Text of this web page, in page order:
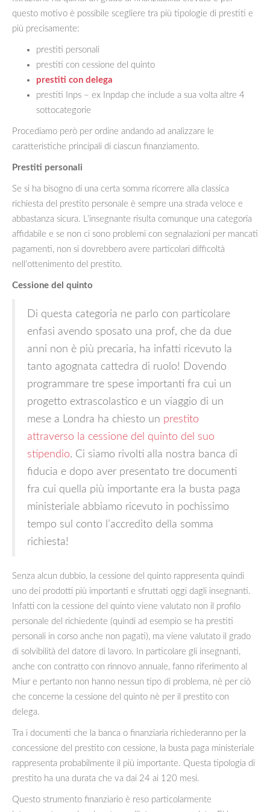
questo motivo è possibile scegliere tra più tipologie di prestiti e
più precisamente:
prestiti personali
prestiti con cessione del quinto
prestiti con delega
prestiti Inps – ex Inpdap che include a sua volta altre 4
sottocategorie
Procediamo però per ordine andando ad analizzare le
caratteristiche principali di ciascun finanziamento.
Prestiti personali
Se si ha bisogno di una certa somma ricorrere alla classica
richiesta del prestito personale è sempre una strada veloce e
abbastanza sicura. L’insegnante risulta comunque una categoria
affidabile e se non ci sono problemi con segnalazioni per mancati
pagamenti, non si dovrebbero avere particolari difficoltà
nell’ottenimento del prestito.
Cessione del quinto
Di questa categoria ne parlo con particolare
enfasi avendo sposato una prof, che da due
anni non è più precaria, ha infatti ricevuto la
tanto agognata cattedra di ruolo! Dovendo
programmare tre spese importanti fra cui un
progetto extrascolastico e un viaggio di un
mese a Londra ha chiesto un prestito
attraverso la cessione del quinto del suo
stipendio. Ci siamo rivolti alla nostra banca di
fiducia e dopo aver presentato tre documenti
fra cui quella più importante era la busta paga
ministeriale abbiamo ricevuto in pochissimo
tempo sul conto l’accredito della somma
richiesta!
Senza alcun dubbio, la cessione del quinto rappresenta quindi
uno dei prodotti più importanti e sfruttati oggi dagli insegnanti.
Infatti con la cessione del quinto viene valutato non il profilo
personale del richiedente (quindi ad esempio se ha prestiti
personali in corso anche non pagati), ma viene valutato il grado
di solvibilità del datore di lavoro. In particolare gli insegnanti,
anche con contratto con rinnovo annuale, fanno riferimento al
Miur e pertanto non hanno nessun tipo di problema, nè per ciò
che concerne la cessione del quinto nè per il prestito con
delega.
Tra i documenti che la banca o finanziaria richiederanno per la
concessione del prestito con cessione, la busta paga ministeriale
rappresenta probabilmente il più importante. Questa tipologia di
prestito ha una durata che va dai 24 ai 120 mesi.
Questo strumento finanziario è reso particolarmente